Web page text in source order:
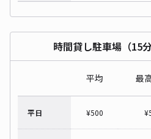
時間貸し駐車場（15
平均 最
平日 ¥500 ¥